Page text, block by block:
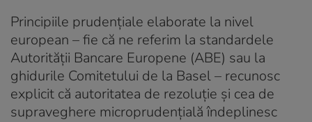
Principiile prudențiale elaborate la nivel
european – fie că ne referim la standardele
Autorității Bancare Europene (ABE) sau la
ghidurile Comitetului de la Basel – recunosc
explicit că autoritatea de rezoluție și cea de
supraveghere microprudențială îndeplinesc